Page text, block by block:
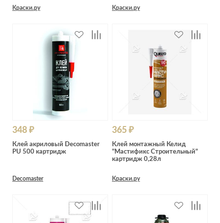
Краски.ру Краски.ру
348 ₽
Клей акриловый Decomaster
PU 500 картридж
Decomaster
365 ₽
Клей монтажный Келид
"Мастификс Строительный"
картридж 0,28л
Краски.ру